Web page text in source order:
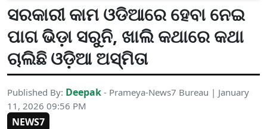
ସରକାରୀ କାମ ଓଡିଆରେ ହେବା ନେଇ
ପାଗ ଭିଡ଼ା ସରୁନି, ଖାଲି କଥାରେ କଥା
ଚାଲିଛି ଓଡ଼ିଆ ଅସ୍ମିତା
Published By: Deepak - Prameya-News7 Bureau | January
11, 2026 09:56 PM
NEWS7